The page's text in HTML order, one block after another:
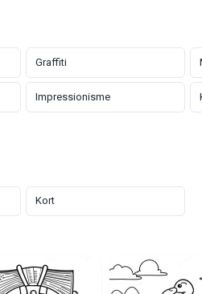
Graffiti
Impressionisme
Kort